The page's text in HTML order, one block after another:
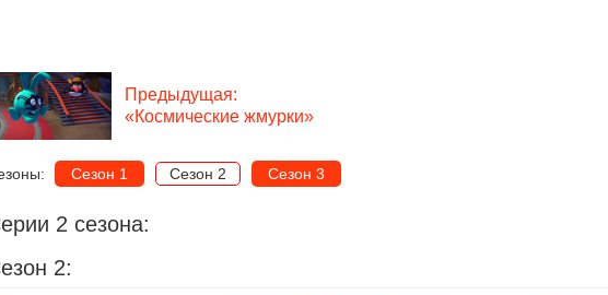
Предыдущая:
«Космические жмурки»
Сезон 1 Сезон 2 Сезон 3
2 сезона:
2: